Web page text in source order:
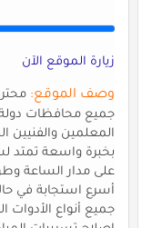
زيارة الموقع الآن
وصف الموقع:
جميع محافظات دولة
المعلمين
بخبرة واسعة تمتد
على مدار الساعة
أسرع استجابة في
جميع أنواع الأدوات